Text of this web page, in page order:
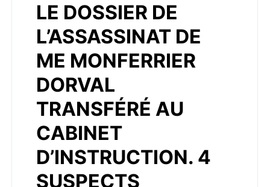
LE DOSSIER DE
L’ASSASSINAT DE
ME MONFERRIER
DORVAL
TRANSFÉRÉ AU
CABINET
D’INSTRUCTION. 4
SUSPECTS